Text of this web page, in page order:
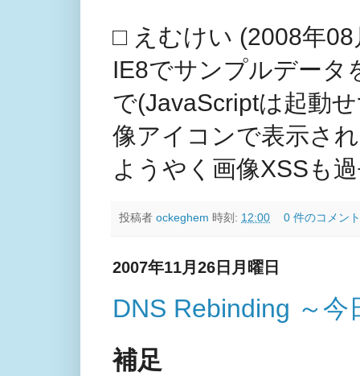
□ えむけい (2008年
IE8でサンプルデータ
で(JavaScriptは起動
像アイコンで表示さ
ようやく画像XSSも
投稿者 ockeghem 時刻: 12:00 0 件のコメン
2007年11月26日月曜日
DNS Rebinding ～今
補足